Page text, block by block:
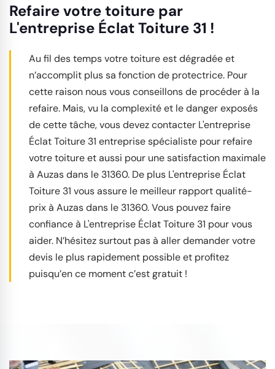
Refaire votre toiture par
L'entreprise Éclat Toiture 31 !
Au fil des temps votre toiture est dégradée et
n’accomplit plus sa fonction de protectrice. Pour
cette raison nous vous conseillons de procéder à la
refaire. Mais, vu la complexité et le danger exposés
de cette tâche, vous devez contacter L'entreprise
Éclat Toiture 31 entreprise spécialiste pour refaire
votre toiture et aussi pour une satisfaction maximale
à Auzas dans le 31360. De plus L'entreprise Éclat
Toiture 31 vous assure le meilleur rapport qualité-
prix à Auzas dans le 31360. Vous pouvez faire
confiance à L'entreprise Éclat Toiture 31 pour vous
aider. N’hésitez surtout pas à aller demander votre
devis le plus rapidement possible et profitez
puisqu’en ce moment c’est gratuit !